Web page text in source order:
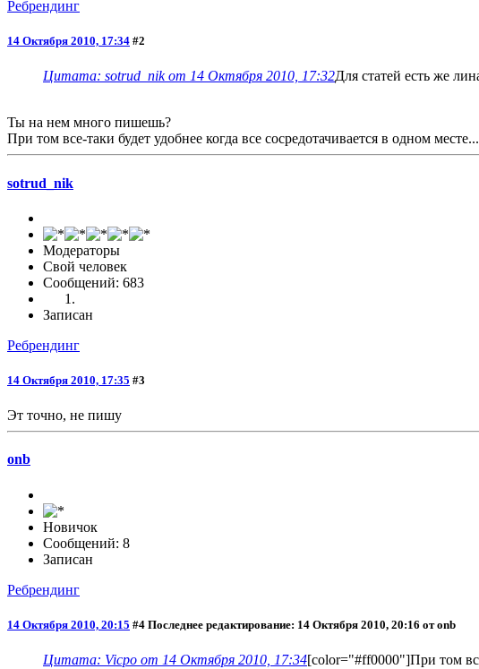
Ребрендинг
14 Октября 2010, 17:34 #2
Цитата: sotrud_nik от 14 Октября 2010, 17:32Для статей есть же
Ты на нем много пишешь?
При том все-таки будет удобнее когда все сосредотачивается в одном
sotrud_nik
Модераторы
Свой человек
Сообщений: 683
Записан
Ребрендинг
14 Октября 2010, 17:35 #3
Эт точно, не пишу
onb
Новичок
Сообщений: 8
Записан
Ребрендинг
14 Октября 2010, 20:15 #4 Последнее редактирование: 14 Октября 2010, 20:16 от onb
Цитата: Vicpo от 14 Октября 2010, 17:34[color="#ff0000"]При том